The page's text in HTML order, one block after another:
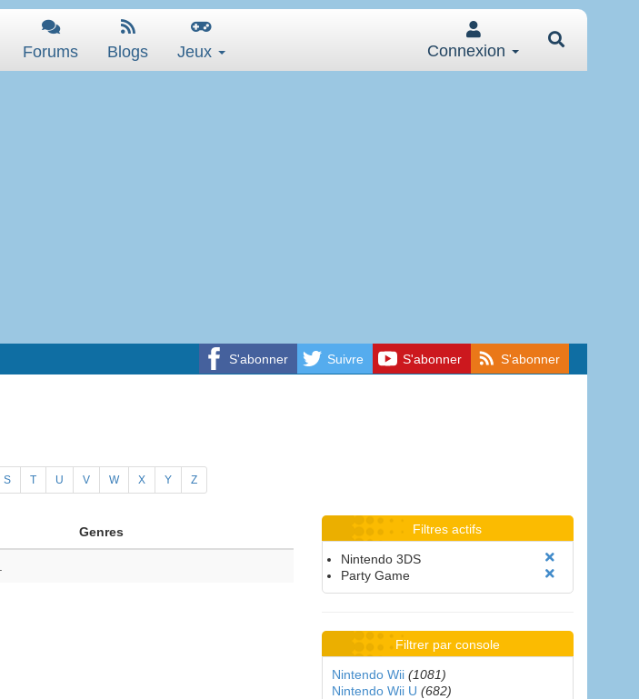
Forums Blogs Jeux Connexion
S'abonner Suivre S'abonner S'abonner
S T U V W X Y Z
Genres Filtres actifs
Nintendo 3DS
Party Game
Filtrer par console
Nintendo Wii (1081)
Nintendo Wii U (682)